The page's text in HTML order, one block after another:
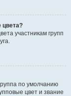
цвета?
участникам групп
по умолчанию
цвет и звание